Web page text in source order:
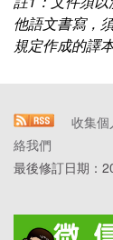
他語文書寫，
規定作成的譯
收集個
絡我們
最後修訂日期：